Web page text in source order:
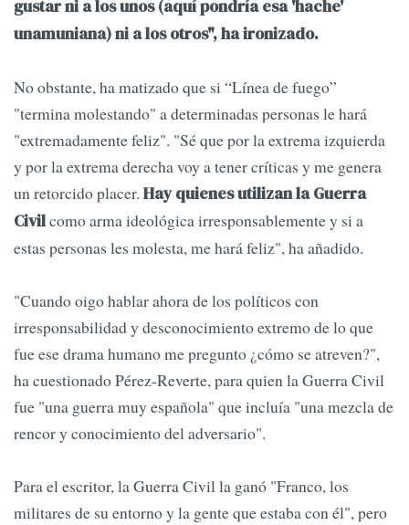
gustar ni a los unos (aquí pondría esa 'hache'
unamuniana) ni a los otros", ha ironizado.
No obstante, ha matizado que si “Línea de fuego”
"termina molestando" a determinadas personas le hará
"extremadamente feliz". "Sé que por la extrema izquierda
y por la extrema derecha voy a tener críticas y me genera
un retorcido placer. Hay quienes utilizan la Guerra
Civilcomo arma ideológica irresponsablemente y si a
estas personas les molesta, me hará feliz", ha añadido.
"Cuando oigo hablar ahora de los políticos con
irresponsabilidad y desconocimiento extremo de lo que
fue ese drama humano me pregunto ¿cómo se atreven?",
ha cuestionado Pérez-Reverte, para quien la Guerra Civil
fue "una guerra muy española" que incluía "una mezcla de
rencor y conocimiento del adversario".
Para el escritor, la Guerra Civil la ganó "Franco, los
militares de su entorno y la gente que estaba con él", pero